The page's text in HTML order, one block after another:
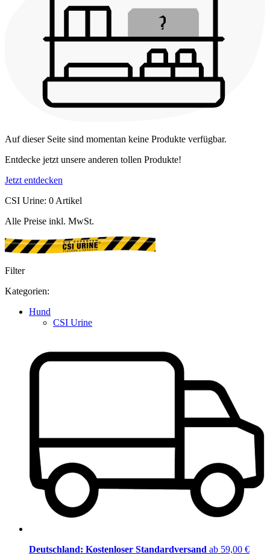
Auf dieser Seite sind momentan keine Produkte verfügbar.
Entdecke jetzt unsere anderen tollen Produkte!
Jetzt entdecken
CSI Urine: 0 Artikel
Alle Preise inkl. MwSt.
Filter
Kategorien:
Hund
CSI Urine
Deutschland: Kostenloser Standardversand ab 59,00 €